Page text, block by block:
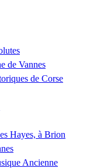
de Vannes
de Corse
Hayes, à Brion
Ancienne